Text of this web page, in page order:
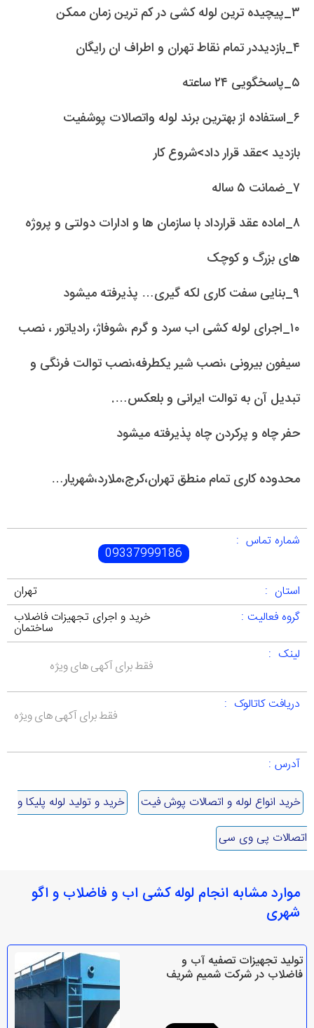
۳_پیچیده ترین لوله کشی در کم ترین زمان ممکن
۴_بازدیددر تمام نقاط تهران و اطراف ان رایگان
۵_پاسخگویی ۲۴ ساعته
۶_استفاده از بهترین برند لوله واتصالات پوشفیت
بازدید >عقد قرار داد>شروع کار
۷_ضمانت ۵ ساله
۸_اماده عقد قرارداد با سازمان ها و ادارات دولتی و پروژه
های بزرگ و کوچک
۹_بنایی سفت کاری لکه گیری… پذیرفته میشود
۱۰_اجرای لوله کشی اب سرد و گرم ،شوفاژ، رادیاتور ، نصب
سیفون بیرونی ،نصب شیر یکطرفه،نصب توالت فرنگی و
تبدیل آن به توالت ایرانی و بلعکس….
حفر چاه و پرکردن چاه پذیرفته میشود
محدوده کاری تمام منطق تهران،کرج،ملارد،شهریار…
شماره تماس :
09337999186
استان :
تهران
گروه فعالیت :
خرید و اجرای تجهیزات فاضلاب
ساختمان
لینک :
فقط برای آکهی های ویژه
دریافت کاتالوک :
فقط برای آکهی های ویژه
آدرس :
خرید انواع لوله و اتصالات پوش فیت
خرید و تولید لوله پلیکا و
اتصالات پی وی سی
موارد مشابه انجام لوله کشی اب و فاضلاب و اگو
شهری
تولید تجهیزات تصفیه آب و
فاضلاب در شرکت شمیم شریف